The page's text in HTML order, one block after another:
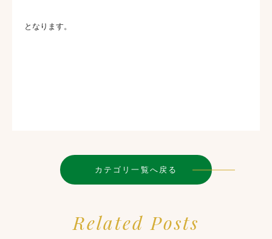
となります。
カテゴリ一覧へ戻る
Related Posts